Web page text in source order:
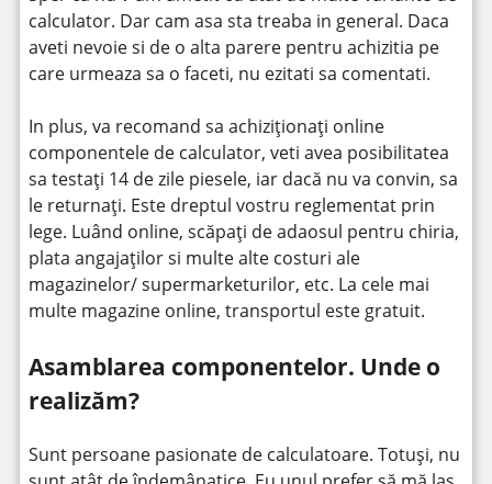
calculator. Dar cam asa sta treaba in general. Daca
aveti nevoie si de o alta parere pentru achizitia pe
care urmeaza sa o faceti, nu ezitati sa comentati.
In plus, va recomand sa achiziționați online
componentele de calculator, veti avea posibilitatea
sa testați 14 de zile piesele, iar dacă nu va convin, sa
le returnați. Este dreptul vostru reglementat prin
lege. Luând online, scăpați de adaosul pentru chiria,
plata angajaților si multe alte costuri ale
magazinelor/ supermarketurilor, etc. La cele mai
multe magazine online, transportul este gratuit.
Asamblarea componentelor. Unde o
realizăm?
Sunt persoane pasionate de calculatoare. Totuși, nu